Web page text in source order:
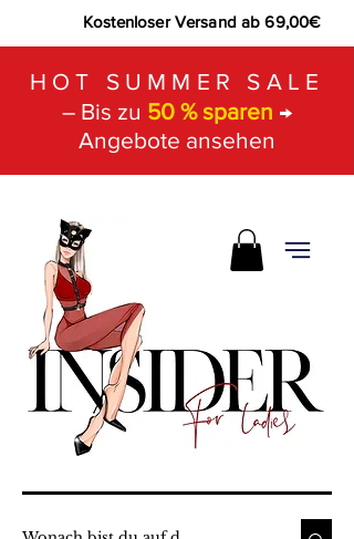
Kostenloser Versand ab 69,00€
HOT SUMMER SALE
– Bis zu 50 % sparen →
Angebote ansehen